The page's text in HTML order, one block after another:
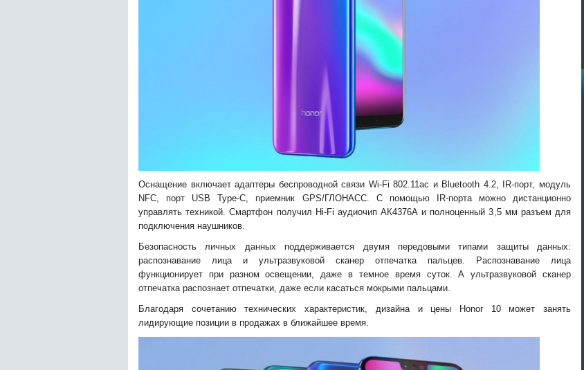
Оснащение включает адаптеры беспроводной связи Wi-Fi 802.11ac и Bluetooth 4.2, IR-порт, модуль
NFC, порт USB Type-C, приемник GPS/ГЛОНАСС. С помощью IR-порта можно дистанционно
управлять техникой. Смартфон получил Hi-Fi аудиочип АК4376А и полноценный 3,5 мм разъем для
подключения наушников.
Безопасность личных данных поддерживается двумя передовыми типами защиты данных:
распознавание лица и ультразвуковой сканер отпечатка пальцев. Распознавание лица
функционирует при разном освещении, даже в темное время суток. А ультразвуковой сканер
отпечатка распознает отпечатки, даже если касаться мокрыми пальцами.
Благодаря сочетанию технических характеристик, дизайна и цены Honor 10 может занять
лидирующие позиции в продажах в ближайшее время.